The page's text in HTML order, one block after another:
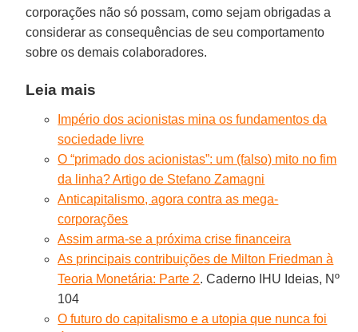
corporações não só possam, como sejam obrigadas a
considerar as consequências de seu comportamento
sobre os demais colaboradores.
Leia mais
Império dos acionistas mina os fundamentos da
sociedade livre
O “primado dos acionistas”: um (falso) mito no fim
da linha? Artigo de Stefano Zamagni
Anticapitalismo, agora contra as mega-
corporações
Assim arma-se a próxima crise financeira
As principais contribuições de Milton Friedman à
Teoria Monetária: Parte 2. Caderno IHU Ideias, Nº
104
O futuro do capitalismo e a utopia que nunca foi